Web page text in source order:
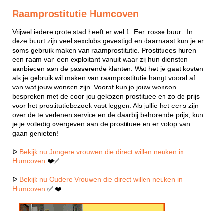
Raamprostitutie Humcoven
Vrijwel iedere grote stad heeft er wel 1: Een rosse buurt. In
deze buurt zijn veel sexclubs gevestigd en daarnaast kun je er
soms gebruik maken van raamprostitutie. Prostituees huren
een raam van een exploitant vanuit waar zij hun diensten
aanbieden aan de passerende klanten. Wat het je gaat kosten
als je gebruik wil maken van raamprostitutie hangt vooral af
van wat jouw wensen zijn. Vooraf kun je jouw wensen
bespreken met de door jou gekozen prostituee en zo de prijs
voor het prostitutiebezoek vast leggen. Als jullie het eens zijn
over de te verlenen service en de daarbij behorende prijs, kun
je je volledig overgeven aan de prostituee en er volop van
gaan genieten!
ᐅ Bekijk nu Jongere vrouwen die direct willen neuken in
Humcoven ❤️✅
ᐅ Bekijk nu Oudere Vrouwen die direct willen neuken in
Humcoven ✅ ❤️